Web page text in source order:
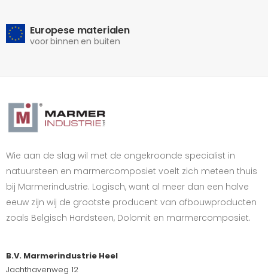
Europese materialen
voor binnen en buiten
Wie aan de slag wil met de ongekroonde specialist in
natuursteen en marmercomposiet voelt zich meteen thuis
bij Marmerindustrie. Logisch, want al meer dan een halve
eeuw zijn wij de grootste producent van afbouwproducten
zoals Belgisch Hardsteen, Dolomit en marmercomposiet.
B.V. Marmerindustrie Heel
Jachthavenweg 12